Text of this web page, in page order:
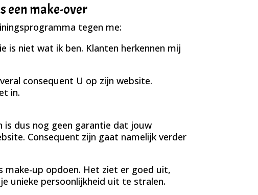
een make-over
tegen me:
is niet wat ik ben. Klanten herkennen mij
consequent U op zijn website.
in.
is dus nog geen garantie dat jouw
Consequent zijn gaat namelijk verder
make-up opdoen. Het ziet er goed uit,
unieke persoonlijkheid uit te stralen.